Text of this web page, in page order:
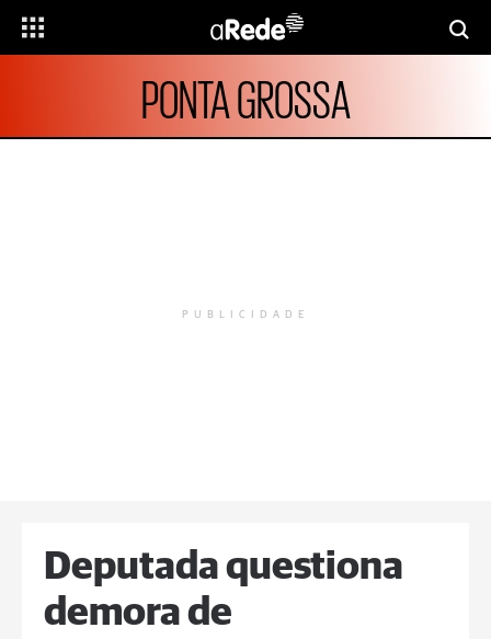
PONTA GROSSA
PUBLICIDADE
Deputada questiona
demora de